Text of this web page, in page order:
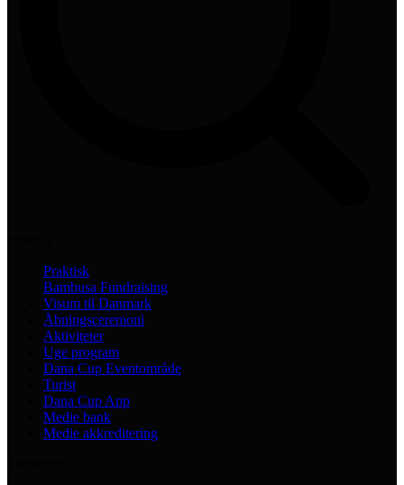
Praktisk
Bambusa Fundraising
Visum til Danmark
Åbningsceremoni
Aktiviteter
Uge program
Dana Cup Eventområde
Turist
Dana Cup App
Medie bank
Medie akkreditering